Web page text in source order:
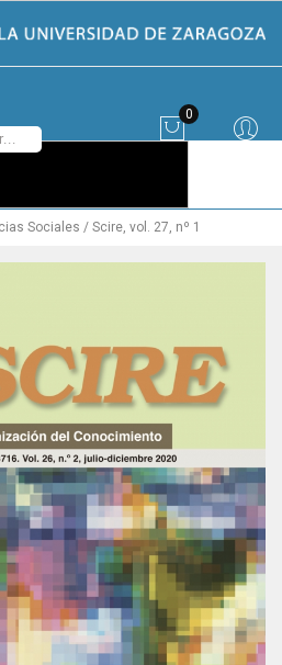
0
Sociales Scire, vol. 27, nº 1